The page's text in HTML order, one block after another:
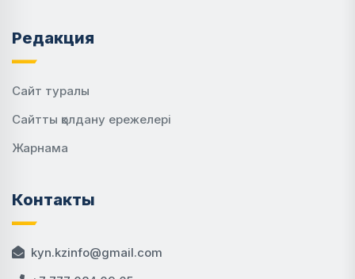
Редакция
Сайт туралы
Сайтты қолдану ережелері
Жарнама
Контакты
kyn.kzinfo@gmail.com